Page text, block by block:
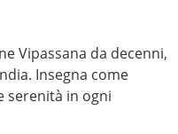
Vipassana da decenni,
Insegna come
serenità in ogni